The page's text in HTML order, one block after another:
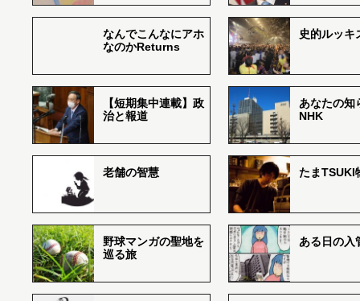
なんでこんなにアホ
なのかReturns
史的ルッキ
【短期集中連載】政
治と報道
あなたの知
NHK
老舗の智慧 たまTSUKI
野球マンガの聖地を
巡る旅
ある日の入